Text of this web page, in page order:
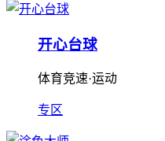
开心台球
体育竞速·运动
专区